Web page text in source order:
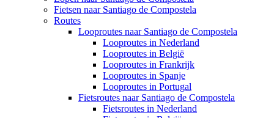
Fietsen naar Santiago de Compostela
Routes
Looproutes naar Santiago de Compostela
Looproutes in Nederland
Looproutes in België
Looproutes in Frankrijk
Looproutes in Spanje
Looproutes in Portugal
Fietsroutes naar Santiago de Compostela
Fietsroutes in Nederland